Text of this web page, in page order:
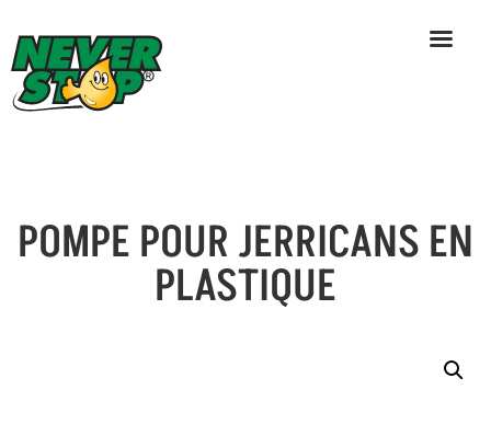
SkipPOMPE POUR JERRICANS EN
PLASTIQUE